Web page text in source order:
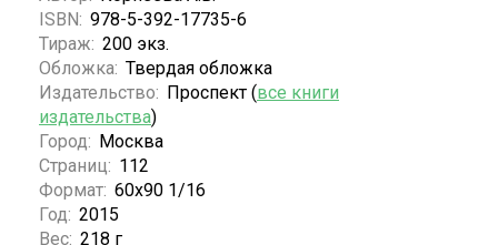
ISBN: 978-5-392-17735-6
Тираж: 200 экз.
Обложка: Твердая обложка
Издательство: Проспект (все книги
издательства)
Город: Москва
Страниц: 112
Формат: 60х90 1/16
Год: 2015
Вес: 218 г